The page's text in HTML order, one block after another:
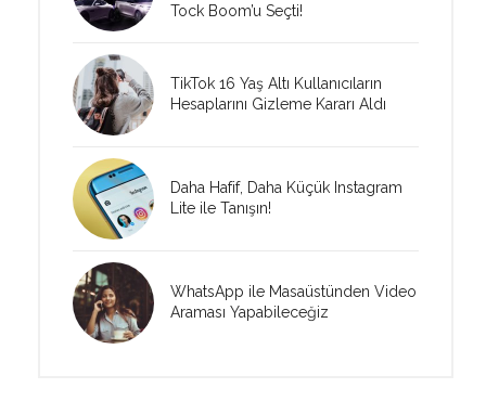
Tock Boom’u Seçti!
TikTok 16 Yaş Altı Kullanıcıların
Hesaplarını Gizleme Kararı Aldı
Daha Hafif, Daha Küçük Instagram
Lite ile Tanışın!
WhatsApp ile Masaüstünden Video
Araması Yapabileceğiz